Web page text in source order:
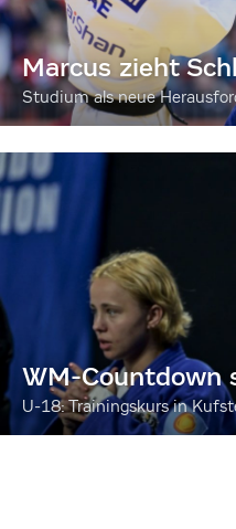
Marcus zieht
Studium als neue
WM-Countdown
U-18: Trainingskurs in